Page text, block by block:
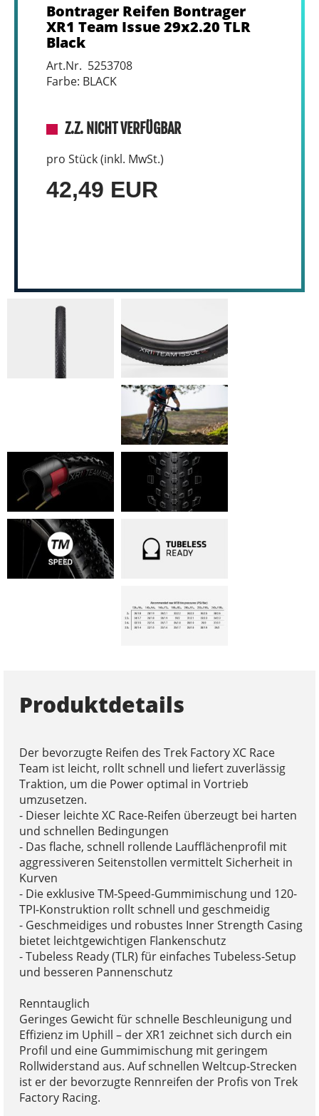
Bontrager Reifen Bontrager
XR1 Team Issue 29x2.20 TLR
Black
Art.Nr. 5253708
Farbe: BLACK
Z.Z. NICHT VERFÜGBAR
pro Stück (inkl. MwSt.)
42,49 EUR
Produktdetails
Der bevorzugte Reifen des Trek Factory XC Race
Team ist leicht, rollt schnell und liefert zuverlässig
Traktion, um die Power optimal in Vortrieb
umzusetzen.
- Dieser leichte XC Race-Reifen überzeugt bei harten
und schnellen Bedingungen
- Das flache, schnell rollende Laufflächenprofil mit
aggressiveren Seitenstollen vermittelt Sicherheit in
Kurven
- Die exklusive TM-Speed-Gummimischung und 120-
TPI-Konstruktion rollt schnell und geschmeidig
- Geschmeidiges und robustes Inner Strength Casing
bietet leichtgewichtigen Flankenschutz
- Tubeless Ready (TLR) für einfaches Tubeless-Setup
und besseren Pannenschutz
Renntauglich
Geringes Gewicht für schnelle Beschleunigung und
Effizienz im Uphill – der XR1 zeichnet sich durch ein
Profil und eine Gummimischung mit geringem
Rollwiderstand aus. Auf schnellen Weltcup-Strecken
ist er der bevorzugte Rennreifen der Profis von Trek
Factory Racing.